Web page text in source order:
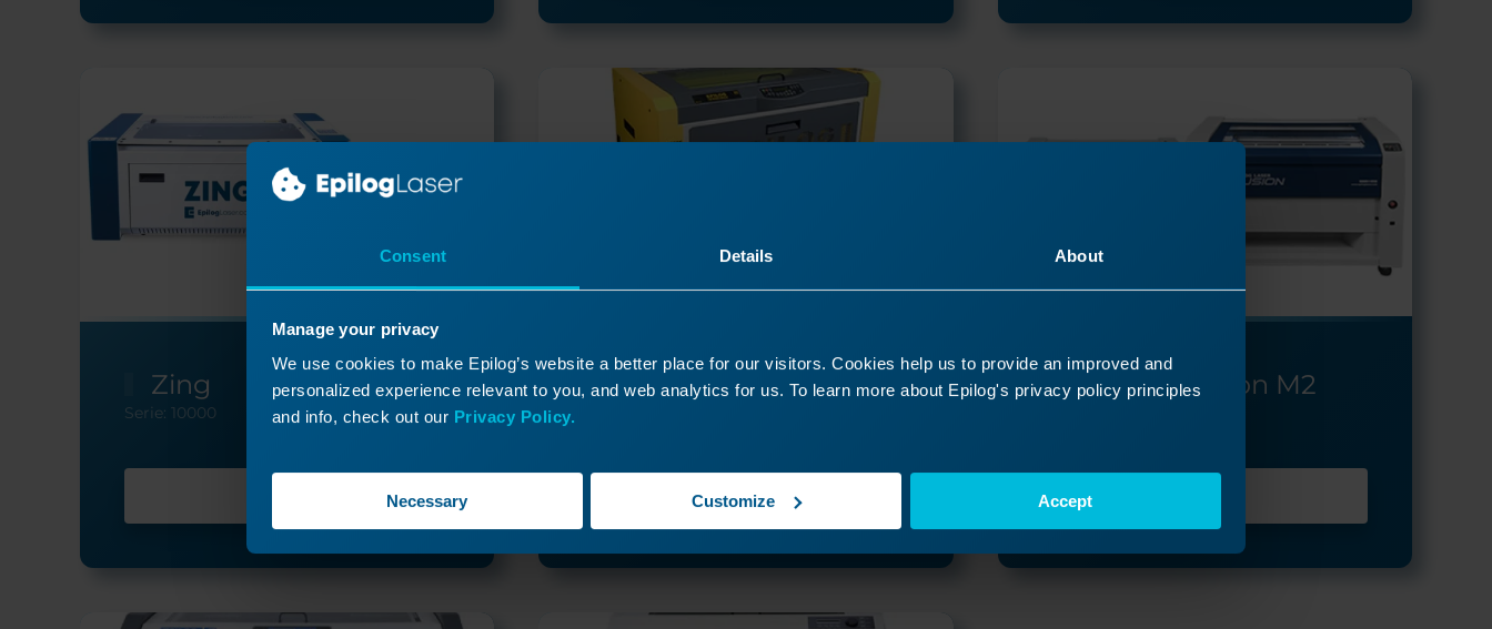
Consent Details About
Manage your privacy
We use cookies to make Epilog’s website a better place for our visitors. Cookies help us to provide an improved and
personalized experience relevant to you, and web analytics for us. To learn more about Epilog's privacy policy principles
and info, check out our Privacy Policy.
Necessary Customize Accept
Zing
Serie: 10000
FiberMark
Meer info
Fusion / Fusion M2